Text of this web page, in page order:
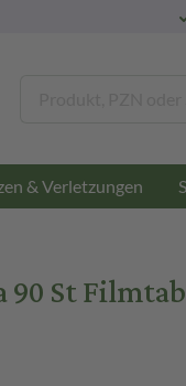
& Verletzungen
90 St